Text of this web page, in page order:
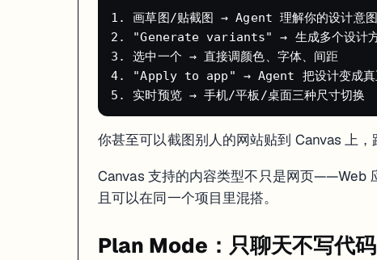
Replit Auth：一句话加登录
跟 Agent 说"加上用户登录功能"，它会自动配好 Replit Auth。用户点"Log
底层用的是 Firebase + Google Cloud Identity Platform + reCAPTCHA，安
限制：目前只能通过 Agent 来配置 Replit Auth，没有手动配置的入口。
Checkpoint 回滚系统
这是 Replit Agent 最实用的保险机制。Agent 每完成一个阶段的任务，系
每个 Checkpoint 保存：
1. 画草图/贴截图 → Agent 理解你的设计意图
2. "Generate variants" → 生成多个设计方
3. 选中一个 → 直接调颜色、字体、间距
4. "Apply to app" → Agent 把设计变成真
你甚至可以截图别人的网站贴到 Canvas 上
Canvas 支持的内容类型不只是网页——Web
且可以在同一个项目里混搭。
Plan Mode：只聊天不写代码